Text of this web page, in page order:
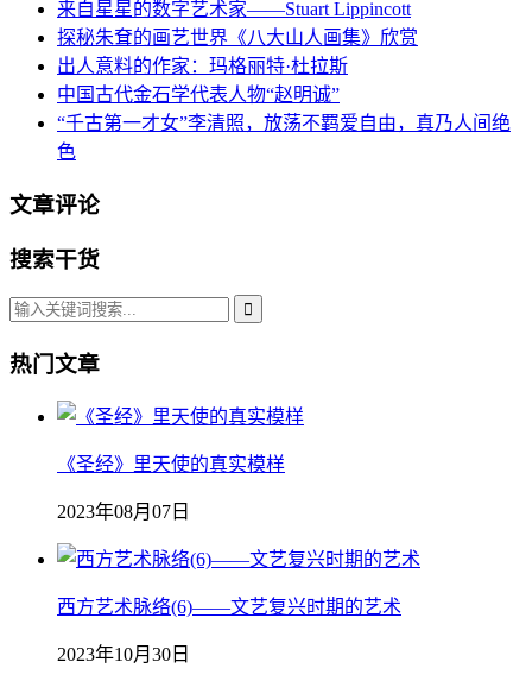
来自星星的数字艺术家——Stuart Lippincott
探秘朱耷的画艺世界《八大山人画集》欣赏
出人意料的作家：玛格丽特·杜拉斯
中国古代金石学代表人物“赵明诚”
“千古第一才女”李清照，放荡不羁爱自由，真乃人间绝
色
文章评论
搜索干货
热门文章
《圣经》里天使的真实模样
2023年08月07日
西方艺术脉络(6)——文艺复兴时期的艺术
2023年10月30日